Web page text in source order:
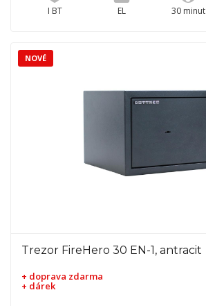
I BT EL 30 minut
Trezor FireHero 30 EN-1, antracit
+ doprava zdarma
+ dárek
NOVÉ